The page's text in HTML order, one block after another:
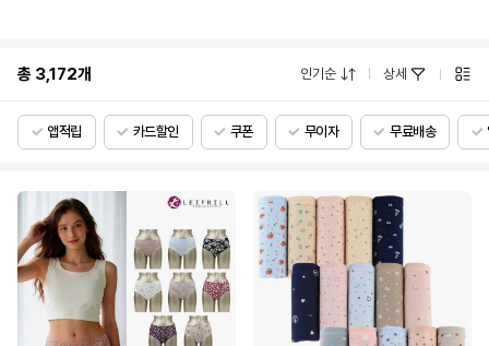
총 3,172개 인기순 상세
앱적립 카드할인 쿠폰 무이자 무료배송